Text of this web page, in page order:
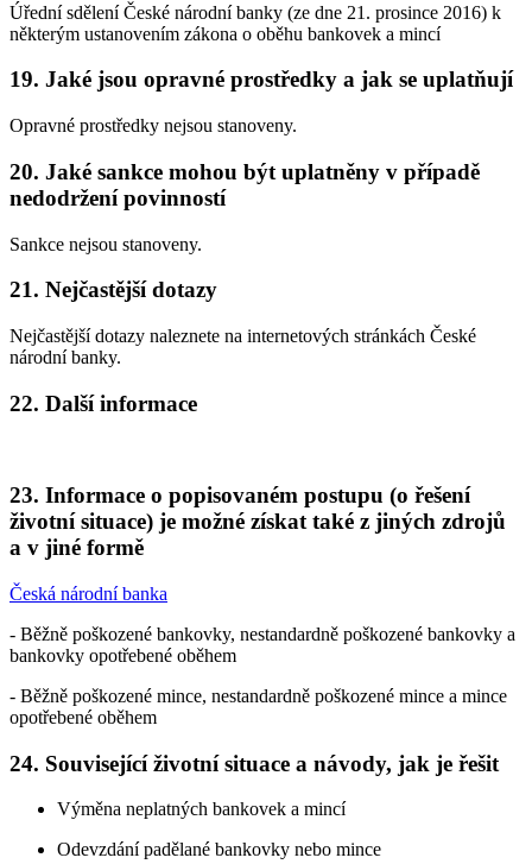
Úřední sdělení České národní banky (ze dne 21. prosince 2016) k
některým ustanovením zákona o oběhu bankovek a mincí
19. Jaké jsou opravné prostředky a jak se uplatňují
Opravné prostředky nejsou stanoveny.
20. Jaké sankce mohou být uplatněny v případě
nedodržení povinností
Sankce nejsou stanoveny.
21. Nejčastější dotazy
Nejčastější dotazy naleznete na internetových stránkách České
národní banky.
22. Další informace
23. Informace o popisovaném postupu (o řešení
životní situace) je možné získat také z jiných zdrojů
a v jiné formě
Česká národní banka
- Běžně poškozené bankovky, nestandardně poškozené bankovky a
bankovky opotřebené oběhem
- Běžně poškozené mince, nestandardně poškozené mince a mince
opotřebené oběhem
24. Související životní situace a návody, jak je řešit
Výměna neplatných bankovek a mincí
Odevzdání padělané bankovky nebo mince